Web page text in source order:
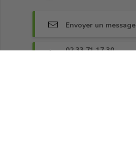
Envoyer un message
02 33 71 17 30